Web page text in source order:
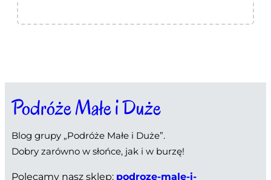
Podróże Małe i Duże
Blog grupy „Podróże Małe i Duże”.
Dobry zarówno w słońce, jak i w burzę!
Polecamy nasz sklep: podroze-male-i-